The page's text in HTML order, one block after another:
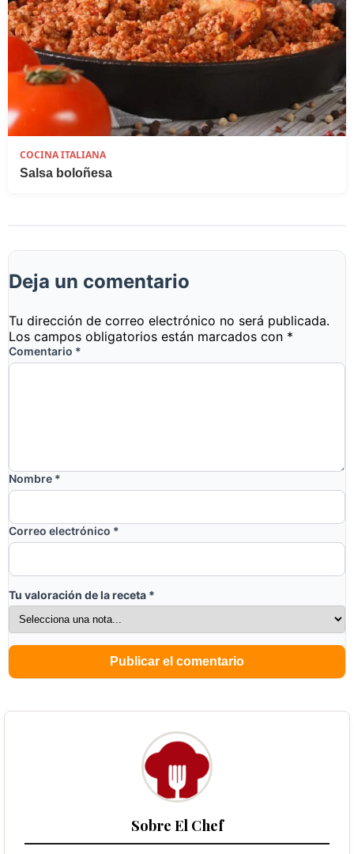
COCINA ITALIANA
Salsa boloñesa
Deja un comentario
Tu dirección de correo electrónico no será publicada.
Los campos obligatorios están marcados con *
Comentario *
Nombre *
Correo electrónico *
Tu valoración de la receta *
Sobre El Chef